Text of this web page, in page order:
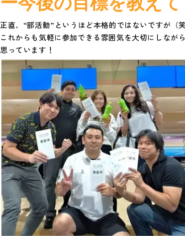
正直、“部活動”というほど本格的ではないですが（笑
これからも気軽に参加できる雰囲気を大切にしなが
思っています！